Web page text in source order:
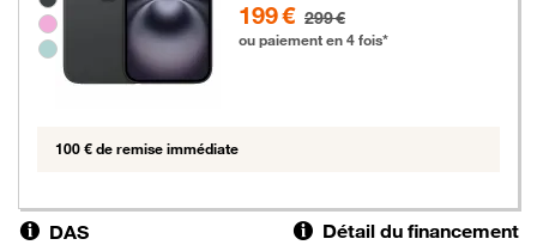
199 € 299 €
ou paiement en 4 fois*
100 € de remise immédiate
DAS Détail du financement